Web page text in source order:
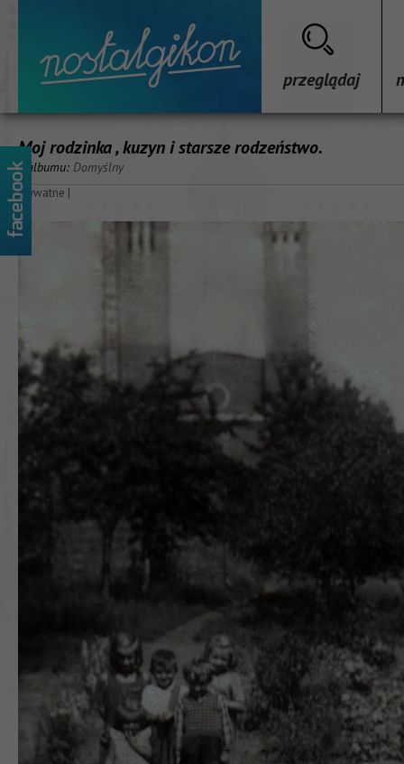
przeglądaj
Moj rodzinka , kuzyn i starsze rodzeństwo.
z albumu: Domyślny
prywatne |